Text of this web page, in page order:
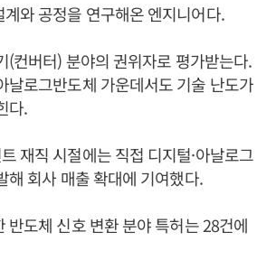
와 공정을 연구해온 엔지니어다.
(컨버터) 분야의 권위자로 평가받는다.
날로그반도체 가운데서도 기술 난도가
다.
재직 시절에는 직접 디지털·아날로그
해 회사 매출 확대에 기여했다.
반도체 신호 변환 분야 특허는 28건에